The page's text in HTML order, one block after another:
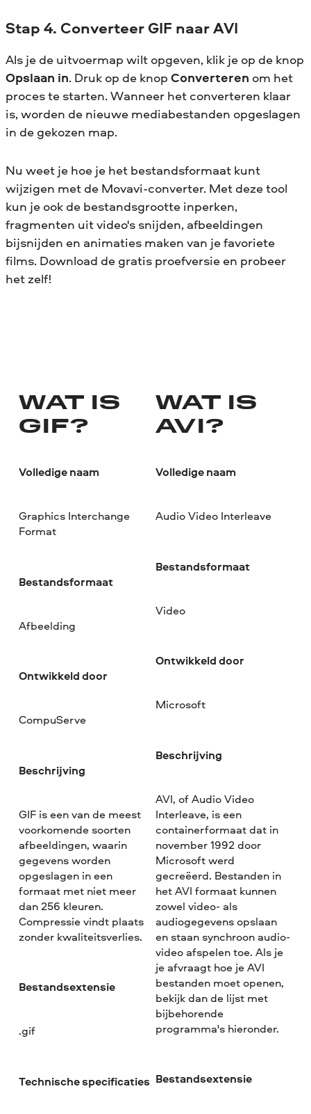
Stap 4. Converteer GIF naar AVI
Als je de uitvoermap wilt opgeven, klik je op de knop
Opslaan in. Druk op de knop Converteren om het
proces te starten. Wanneer het converteren klaar
is, worden de nieuwe mediabestanden opgeslagen
in de gekozen map.
Nu weet je hoe je het bestandsformaat kunt
wijzigen met de Movavi-converter. Met deze tool
kun je ook de bestandsgrootte inperken,
fragmenten uit video's snijden, afbeeldingen
bijsnijden en animaties maken van je favoriete
films. Download de gratis proefversie en probeer
het zelf!
WAT IS
GIF?
Volledige naam
Graphics Interchange
Format
Bestandsformaat
Afbeelding
Ontwikkeld door
CompuServe
Beschrijving
GIF is een van de meest
voorkomende soorten
afbeeldingen, waarin
gegevens worden
opgeslagen in een
formaat met niet meer
dan 256 kleuren.
Compressie vindt plaats
zonder kwaliteitsverlies.
Bestandsextensie
.gif
Technische specificaties
WAT IS
AVI?
Volledige naam
Audio Video Interleave
Bestandsformaat
Video
Ontwikkeld door
Microsoft
Beschrijving
AVI, of Audio Video
Interleave, is een
containerformaat dat in
november 1992 door
Microsoft werd
gecreëerd. Bestanden in
het AVI formaat kunnen
zowel video- als
audiogegevens opslaan
en staan synchroon audio-
video afspelen toe. Als je
je afvraagt hoe je AVI
bestanden moet openen,
bekijk dan de lijst met
bijbehorende
programma's hieronder.
Bestandsextensie